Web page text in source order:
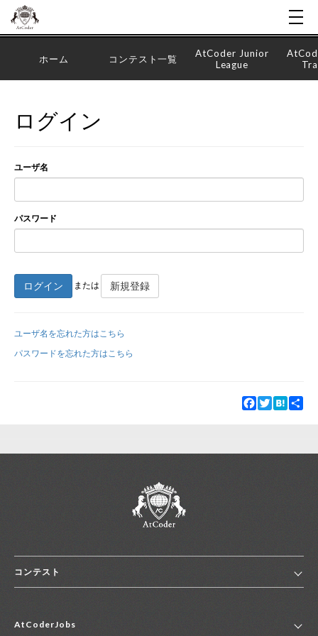
新規登録
ホーム コンテスト一覧
AtCoder Junior
League
ログイン
ユーザ名
パスワード
ログイン または 新規登録
ユーザ名を忘れた方はこちら
パスワードを忘れた方はこちら
Facebook
TwitterHatena
コンテスト
コンテスト一覧
AtCoderJobs